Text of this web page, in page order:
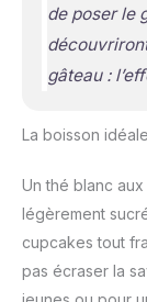
de poser le
gâteau :
La boisson
Un thé blanc
légèrement
cupcakes tout
pas écraser la